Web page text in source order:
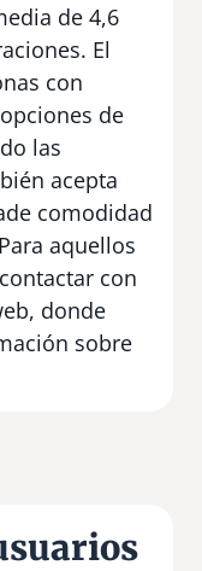
de 4,6
El
con
de
las
acepta
comodidad
aquellos
con
donde
sobre